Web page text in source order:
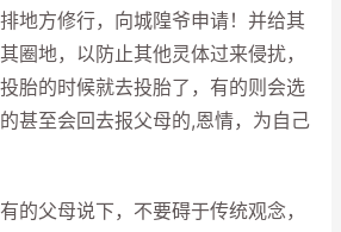
地方修行，向城隍爷申请！并给其
圈地，以防止其他灵体过来侵扰，
胎的时候就去投胎了，有的则会选
甚至会回去报父母的,恩情，为自己
父母说下，不要碍于传统观念，